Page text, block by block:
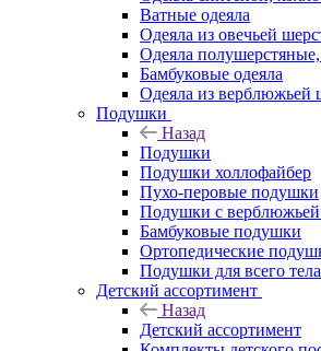
Ватные одеяла
Одеяла из овечьей
Одеяла
Бамбуковые одеяла
Одеяла из верблюжьей
Подушки
Назад
Подушки
Подушки холлофайбер
Пухо-перовые подушки
Подушки с
Бамбуковые подушки
Ортопедические
Подушки для всего тела
Детский ассортимент
Назад
Детский ассортимент